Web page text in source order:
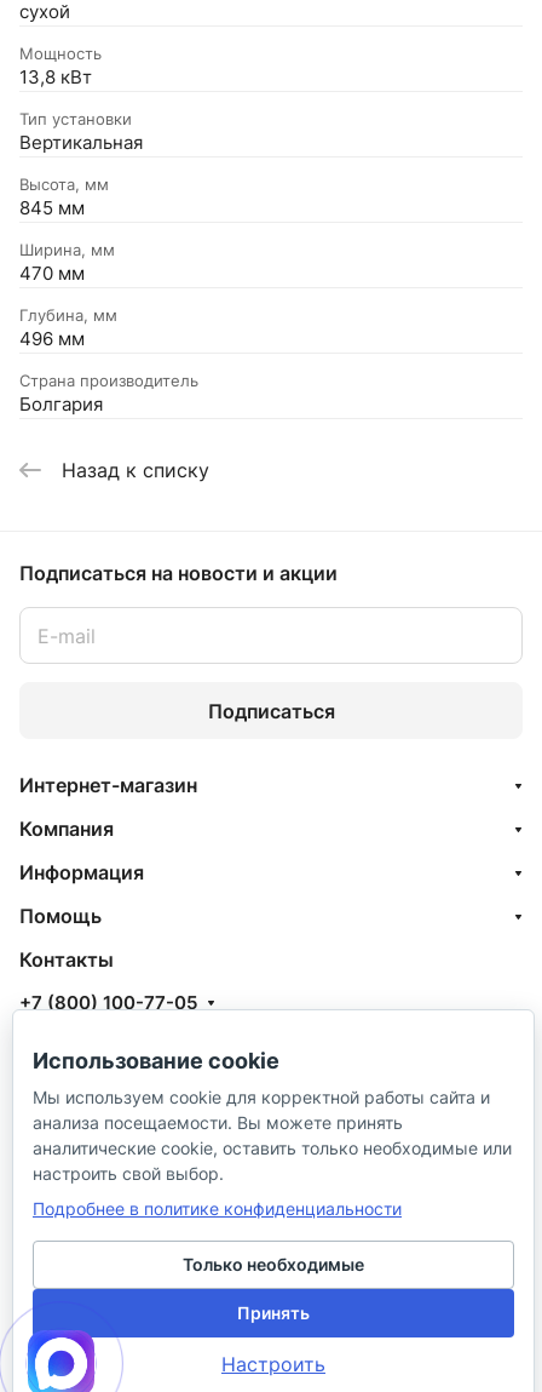
сухой
Мощность
13,8 кВт
Тип установки
Вертикальная
Высота, мм
845 мм
Ширина, мм
470 мм
Глубина, мм
496 мм
Страна производитель
Болгария
Назад к списку
Подписаться на новости и акции
Подписаться
Интернет-магазин
Компания
Информация
Помощь
Контакты
+7 (800) 100-77-05
г. Краснодар (Центр),
ул. Чкалова, 167
Политика в отношении песональных
данных
Использование cookie
Мы используем cookie для корректной работы сайта и
анализа посещаемости. Вы можете принять
аналитические cookie, оставить только необходимые или
настроить свой выбор.
Подробнее в политике конфиденциальности
Только необходимые
Принять
Настроить